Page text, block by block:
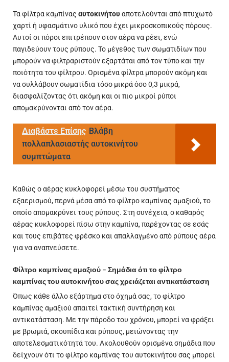
Τα φίλτρα καμπίνας αυτοκινήτου αποτελούνται από πτυχωτό
χαρτί ή υφασμάτινο υλικό που έχει μικροσκοπικούς πόρους.
Αυτοί οι πόροι επιτρέπουν στον αέρα να ρέει, ενώ
παγιδεύουν τους ρύπους. Το μέγεθος των σωματιδίων που
μπορούν να φιλτραριστούν εξαρτάται από τον τύπο και την
ποιότητατου φίλτρου. Ορισμένα φίλτρα μπορούν ακόμη και
να συλλάβουν σωματίδια τόσο μικρά όσο 0,3 μικρά,
διασφαλίζοντας ότι ακόμη και οι πιο μικροί ρύποι
απομακρύνονται από τον αέρα.
Διαβάστε Επίσης Βλάβη
πολλαπλασιαστής αυτοκινήτου
συμπτώματα
Καθώς ο αέρας κυκλοφορεί μέσω του συστήματος
εξαερισμού, περνά μέσα από το φίλτρο καμπίνας αμαξιού, το
οποίο απομακρύνει τους ρύπους. Στη συνέχεια, ο καθαρός
αέρας κυκλοφορεί πίσω στην καμπίνα, παρέχοντας σε εσάς
και τους επιβάτες φρέσκο και απαλλαγμένο από ρύπους αέρα
για να αναπνεύσετε.
Φίλτρο καμπίνας αμαξιού – Σημάδια ότι το φίλτρο
καμπίνας του αυτοκινήτου σας χρειάζεται αντικατάσταση
Όπως κάθε άλλο εξάρτημα στο όχημά σας, το φίλτρο
καμπίνας αμαξιού απαιτεί τακτική συντήρηση και
αντικατάσταση. Με την πάροδο του χρόνου, μπορεί να φράξει
με βρωμιά, σκουπίδια και ρύπους, μειώνοντας την
αποτελεσματικότητά του. Ακολουθούν ορισμένα σημάδια που
δείχνουν ότι το φίλτρο καμπίνας του αυτοκινήτου σας μπορεί